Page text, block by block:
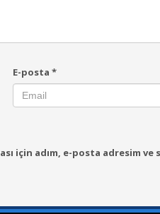
E-posta *
için adım, e-posta adresim